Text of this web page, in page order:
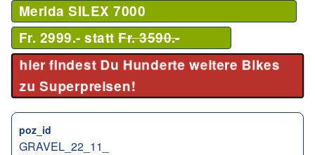
Merida SILEX 7000
Fr. 2999.- stattFr. 3590.-
hier findest Du Hunderte weitere Bikes
zu Superpreisen!
poz_id
GRAVEL_22_11_